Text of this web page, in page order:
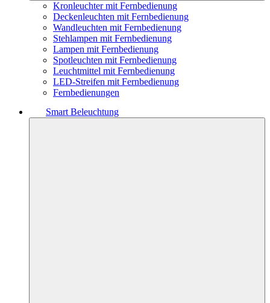
Kronleuchter mit Fernbedienung
Deckenleuchten mit Fernbedienung
Wandleuchten mit Fernbedienung
Stehlampen mit Fernbedienung
Lampen mit Fernbedienung
Spotleuchten mit Fernbedienung
Leuchtmittel mit Fernbedienung
LED-Streifen mit Fernbedienung
Fernbedienungen
Smart Beleuchtung